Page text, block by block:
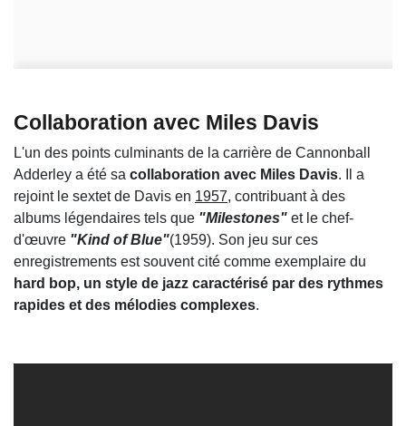
Collaboration avec Miles Davis
L'un des points culminants de la carrière de Cannonball
Adderley a été sa collaboration avec Miles Davis. Il a
rejoint le sextet de Davis en 1957, contribuant à des
albums légendaires tels que "Milestones" et le chef-
d'œuvre "Kind of Blue"(1959). Son jeu sur ces
enregistrements est souvent cité comme exemplaire du
hard bop, un style de jazz caractérisé par des rythmes
rapides et des mélodies complexes.